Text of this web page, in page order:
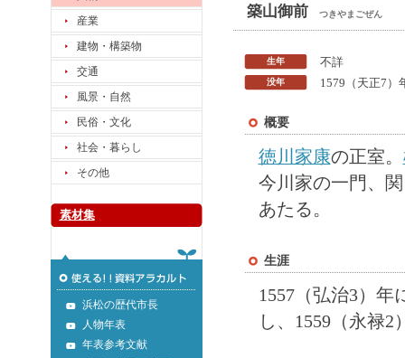
産業
建物・構築物
交通
風景・自然
民俗・文化
社会・暮らし
その他
素材集
浜松の歴代市長
人物年表
年表参考文献
築山御前 つきやまごぜん
生年 不詳
没年 1579（天正7）
概要
徳川家康の正室。
今川家の一門、
あたる。
生涯
1557（弘治3）
し、1559（永禄